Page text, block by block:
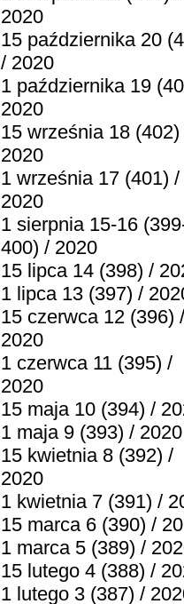
2020
15 października 20
/ 2020
1 października 19
2020
15 września 18 (402)
2020
1 września 17 (401) /
2020
1 sierpnia 15-16
400) / 2020
15 lipca 14 (398) /
1 lipca 13 (397) /
15 czerwca 12 (396) /
2020
1 czerwca 11 (395) /
2020
15 maja 10 (394) /
1 maja 9 (393) / 2020
15 kwietnia 8 (392) /
2020
1 kwietnia 7 (391) /
15 marca 6 (390) /
1 marca 5 (389) /
15 lutego 4 (388) /
1 lutego 3 (387) /